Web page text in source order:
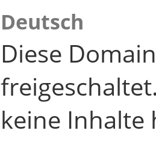
Deutsch
Diese
keine Inhalte